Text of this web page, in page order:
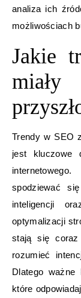
analiza ich
możliwościach
Jakie
Trendy w SEO
jest kluczowe
spodziewać
inteligencji
optymalizacji
stają się coraz
rozumieć
Dlatego ważne
które